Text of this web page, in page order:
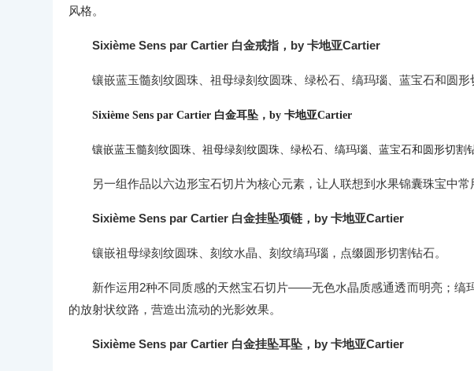
风格。
Sixième Sens par Cartier 白金戒指，by 卡地亚Cartier
镶嵌蓝玉髓刻纹圆珠、祖母绿刻纹圆珠、绿松石、缟玛瑙、蓝宝石和圆形
Sixième Sens par Cartier 白金耳坠，by 卡地亚Cartier
镶嵌蓝玉髓刻纹圆珠、祖母绿刻纹圆珠、绿松石、缟玛瑙、蓝宝石和圆形切割
另一组作品以六边形宝石切片为核心元素，让人联想到水果锦囊珠宝中常
Sixième Sens par Cartier 白金挂坠项链，by 卡地亚Cartier
镶嵌祖母绿刻纹圆珠、刻纹水晶、刻纹缟玛瑙，点缀圆形切割钻石。
新作运用2种不同质感的天然宝石切片——无色水晶质感通透而明亮；缟
的放射状纹路，营造出流动的光影效果。
Sixième Sens par Cartier 白金挂坠耳坠，by 卡地亚Cartier